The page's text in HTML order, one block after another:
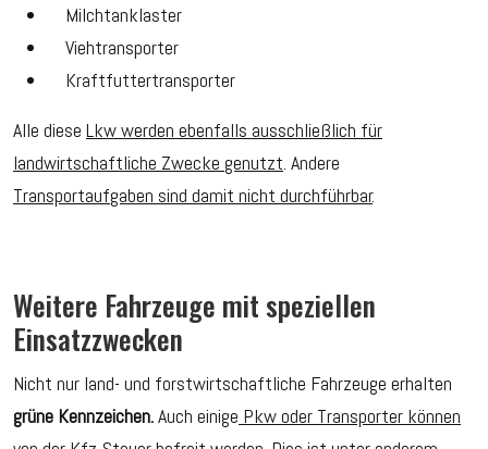
Milchtanklaster
Viehtransporter
Kraftfuttertransporter
Alle diese Lkw werden ebenfalls ausschließlich für
landwirtschaftliche Zwecke genutzt. Andere
Transportaufgaben sind damit nicht durchführbar.
Weitere Fahrzeuge mit speziellen
Einsatzzwecken
Nicht nur land- und forstwirtschaftliche Fahrzeuge erhalten
grüne Kennzeichen.Auch einige Pkw oder Transporter können